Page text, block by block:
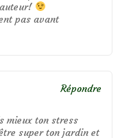
pas avant
mieux ton stress
super ton jardin et
Répondre